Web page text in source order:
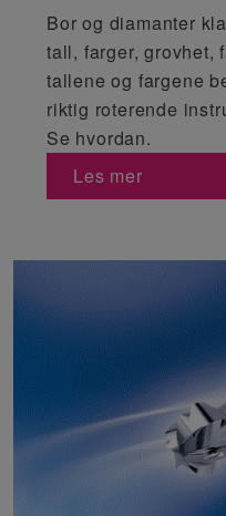
Bor og diamanter
tall, farger, grovhet,
tallene og fargene
riktig roterende
Se hvordan.
Les mer